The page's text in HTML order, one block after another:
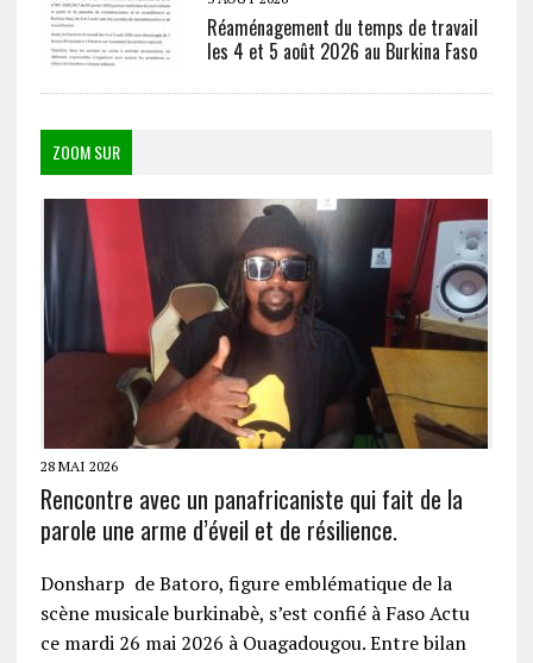
Réaménagement du temps de travail
les 4 et 5 août 2026 au Burkina Faso
ZOOM SUR
28 MAI 2026
Rencontre avec un panafricaniste qui fait de la
parole une arme d’éveil et de résilience.
Donsharp de Batoro, figure emblématique de la
scène musicale burkinabè, s’est confié à Faso Actu
ce mardi 26 mai 2026 à Ouagadougou. Entre bilan